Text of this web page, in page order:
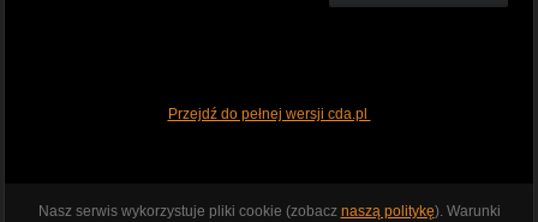
Przejdź do pełnej wersji cda.pl
Nasz serwis wykorzystuje pliki cookie (zobacz naszą politykę). Warunki